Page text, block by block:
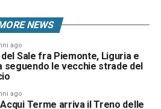
NEWS
ago
del Sale fra Piemonte, Liguria e
seguendo le vecchie strade del
ago
Terme arriva il Treno delle